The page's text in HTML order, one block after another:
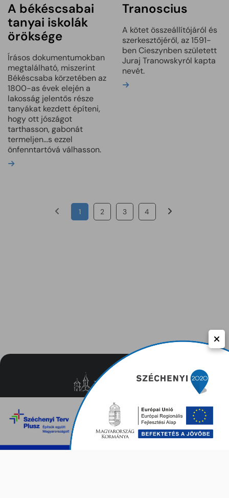
A békéscsabai
tanyai iskolák
öröksége
Írásos dokumentumokban
megtalálható, miszerint
Békéscsaba körzetében az
1800-as évek elején a
lakosság jelentős része
tanyákat kezdett építeni,
hogy ott jószágot
tarthasson, gabonát
termeljen…s ezzel
önfenntartóvá válhasson.
Bővebben
Tranoscius
A kötet összeállítójáról és
szerkesztőjéről, az 1591-
ben Cieszynben született
Juraj Tranowskyról kapta
nevét.
Bővebben
1 2 3 4
Közérdekű adatok
Adatvédelem